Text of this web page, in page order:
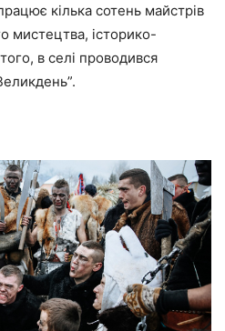
кілька сотень майстрів
мистецтва, історико-
в селі проводився